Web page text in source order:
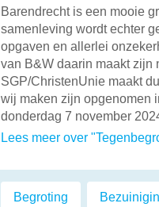
Barendrecht is een mooie
samenleving wordt echter
opgaven en allerlei
van B&W daarin maakt zijn
SGP/ChristenUnie maakt
wij maken zijn opgenomen
donderdag 7 november
Lees meer over
Labels:
Begroting